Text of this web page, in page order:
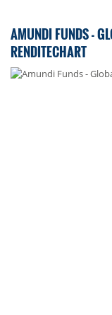
AMUNDI FUNDS -
RENDITECHART